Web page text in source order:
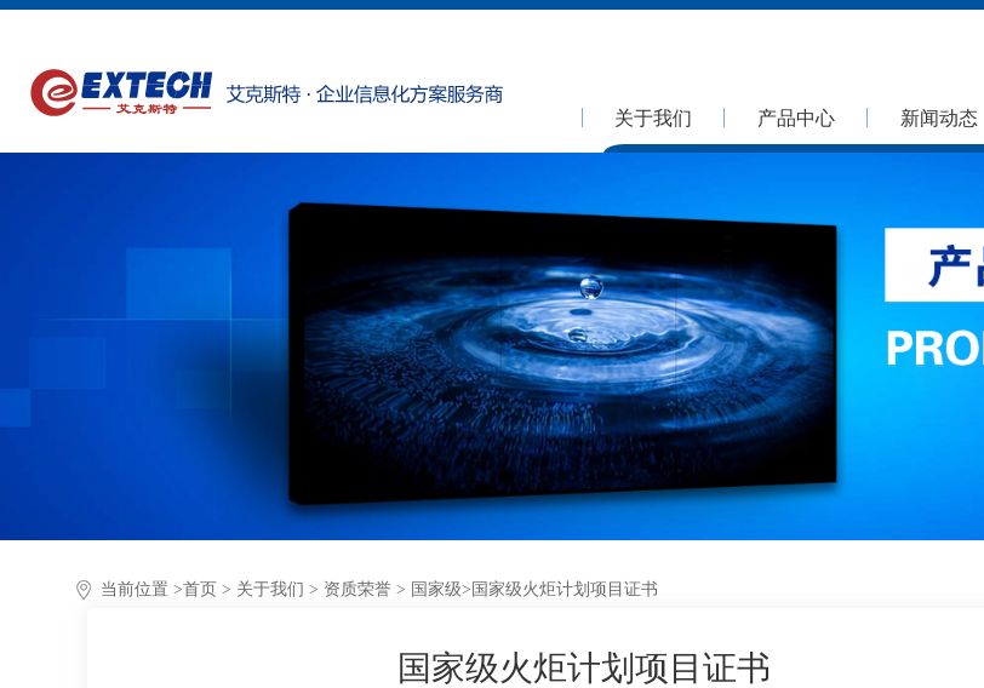
关于我们 产品中心 新闻动态
当前位置 >首页 > 关于我们 > 资质荣誉 > 国家级> 国家级火炬计划项目证书
国家级火炬计划项目证书